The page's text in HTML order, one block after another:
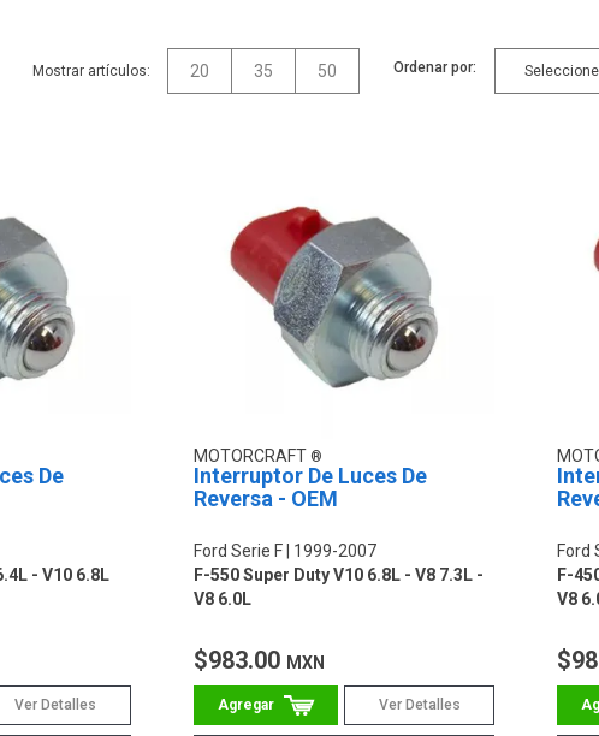
Mostrar artículos: 20 35 50 Ordenar por:
De
- V10 6.8L
Ver Detalles
MOTORCRAFT
Interruptor De Luces De
Reversa - OEM
Ford Serie F
1999-2007
F-550 Super Duty V10 6.8L - V8 7.3L -
V8 6.0L
$983.00 MXN
Ver Detalles
Ford
F-
V8